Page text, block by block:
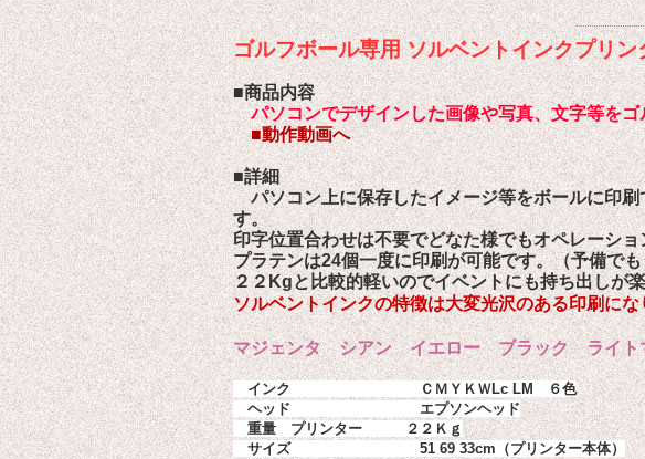
ゴルフボール専用 ソルベントインクプリ
■商品内容
パソコンでデザインした画像や写真、文字等を
■動作動画へ
■詳細
パソコン上に保存したイメージ等をボールに印刷
す。
印字位置合わせは不要でどなた様でもオペレーシ
プラテンは24個一度に印刷が可能です。（予備で
２２Kgと比較的軽いのでイベントにも持ち出しが
ソルベントインクの特徴は大変光沢のある印刷に
マジェンタ シアン イエロー ブラック ライト
インク　　　　　　　　　ＣＭＹＫＷLc LM ６色
ヘッド　　　　　　　　　エプソンヘッド
重量　プリンター　　　２２Ｋｇ
サイズ 51 69 33cm（プリンター本体）